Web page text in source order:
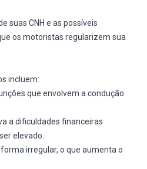
suas CNH e as possíveis
os motoristas regularizem sua
incluem:
que envolvem a condução
a dificuldades financeiras
elevado.
irregular, o que aumenta o